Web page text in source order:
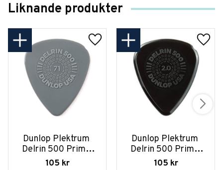
Liknande produkter
Dunlop Plektrum
Delrin 500 Prime
Grip 0,71 450P071 -
105 kr
Dunlop Plektrum
Delrin 500 Prime
Grip 2,00 450P200
105 kr